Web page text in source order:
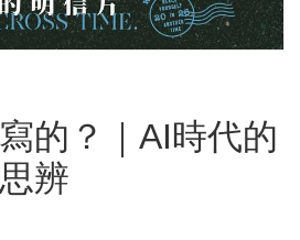
的？｜AI時代的
辨